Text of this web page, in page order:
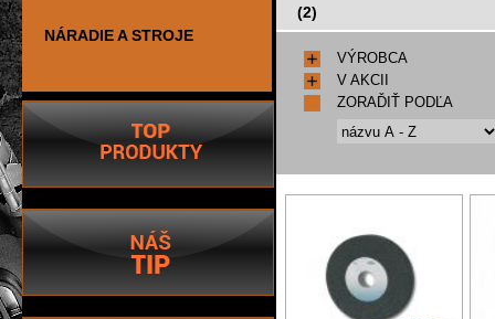
NÁRADIE A STROJE
(2)
VÝROBCA
V AKCII
ZORAĎIŤ PODĽA